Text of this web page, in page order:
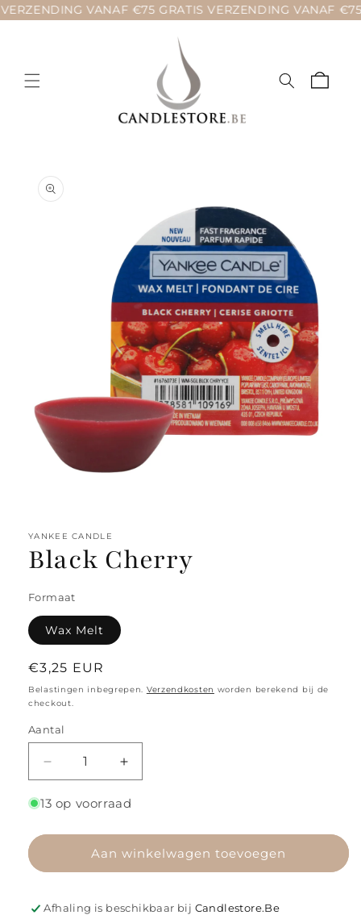
Meteen
naar de
€75 GRATIS VERZENDING
direct naar
openen
modaal
YANKEE CANDLE
Black Cherry
Formaat
Wax Melt
Normale
prijs
€3,25 EUR
Belastingen inbegrepen. Verzendkosten worden berekend bij de
checkout.
Aantal
Aantal
verlagen
voor
Cherry
Aantal
verhogen
voor
Cherry
13 op voorraad
Aan winkelwagen toevoegen
Afhaling is beschikbaar bij Candlestore.Be